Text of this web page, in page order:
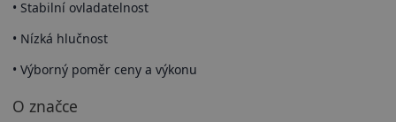
• Stabilní ovladatelnost
• Nízká hlučnost
• Výborný poměr ceny a výkonu
O značce